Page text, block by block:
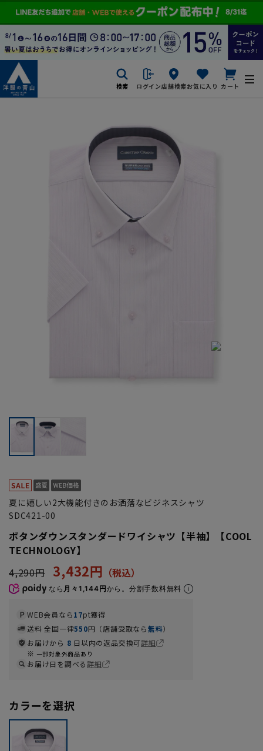
検索 ログイン店舗検索お気に入り カート
夏に嬉しい2大機能付きのお洒落なビジネスシャツ
SDC421-00
ボタンダウンスタンダードワイシャツ【半袖】【COOL
TECHNOLOGY】
4,290円 3,432円
なら 月々1,144円から。分割手数料無料
WEB会員なら17pt獲得
送料 全国一律550円（店舗受取なら無料）
お届けから 8 日以内の返品交換可詳細
一部対象外商品あり
お届け日を調べる詳細
カラーを選択